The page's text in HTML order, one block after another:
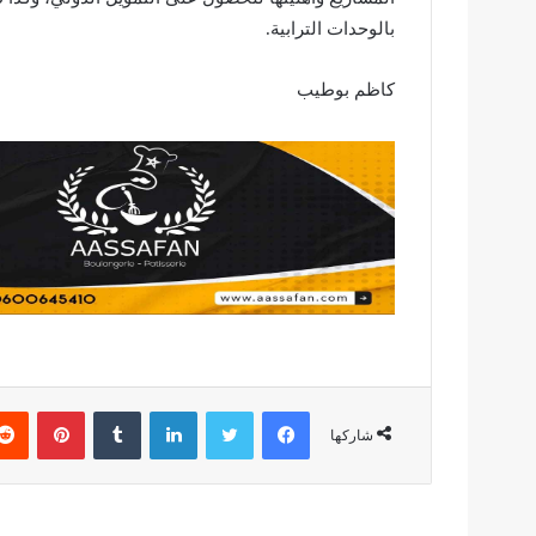
بالوحدات الترابية.
كاظم بوطيب
شاركها
فيسبوك تويتر لينكدإن